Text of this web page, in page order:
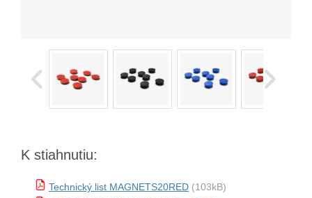
K stiahnutiu:
Technický list MAGNETS20RED (103kB)